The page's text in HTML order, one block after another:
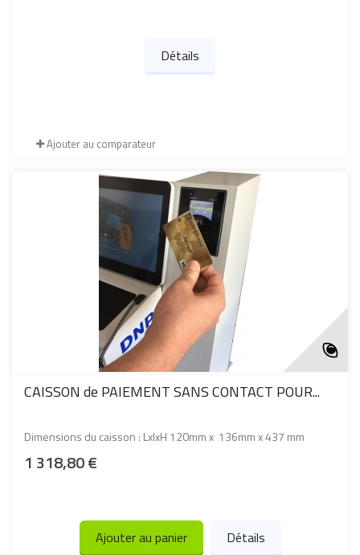
Détails
Ajouter au comparateur
CAISSON de PAIEMENT SANS CONTACT POUR...
Dimensions du caisson : LxlxH 120mm x 136mm x 437 mm
1 318,80 €
Ajouter au panier Détails